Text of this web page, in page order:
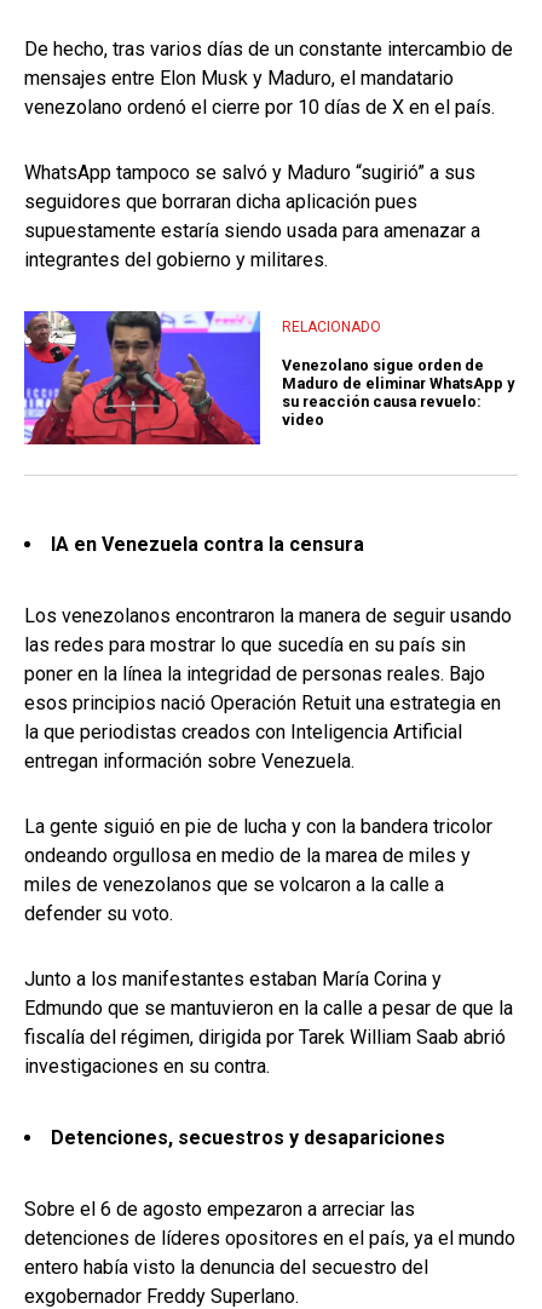
De hecho, tras varios días de un constante intercambio de
mensajes entre Elon Musk y Maduro, el mandatario
venezolano ordenó el cierre por 10 días de X en el país.
WhatsApp tampoco se salvó y Maduro “sugirió” a sus
seguidores que borraran dicha aplicación pues
supuestamente estaría siendo usada para amenazar a
integrantes del gobierno y militares.
RELACIONADO
Venezolano sigue orden de
Maduro de eliminar WhatsApp y
su reacción causa revuelo:
video
IA en Venezuela contra la censura
Los venezolanos encontraron la manera de seguir usando
las redes para mostrar lo que sucedía en su país sin
poner en la línea la integridad de personas reales. Bajo
esos principios nació Operación Retuit una estrategia en
la que periodistas creados con Inteligencia Artificial
entregan información sobre Venezuela.
La gente siguió en pie de lucha y con la bandera tricolor
ondeando orgullosa en medio de la marea de miles y
miles de venezolanos que se volcaron a la calle a
defender su voto.
Junto a los manifestantes estaban María Corina y
Edmundo que se mantuvieron en la calle a pesar de que la
fiscalía del régimen, dirigida por Tarek William Saab abrió
investigaciones en su contra.
Detenciones, secuestros y desapariciones
Sobre el 6 de agosto empezaron a arreciar las
detenciones de líderes opositores en el país, ya el mundo
entero había visto la denuncia del secuestro del
exgobernador Freddy Superlano.